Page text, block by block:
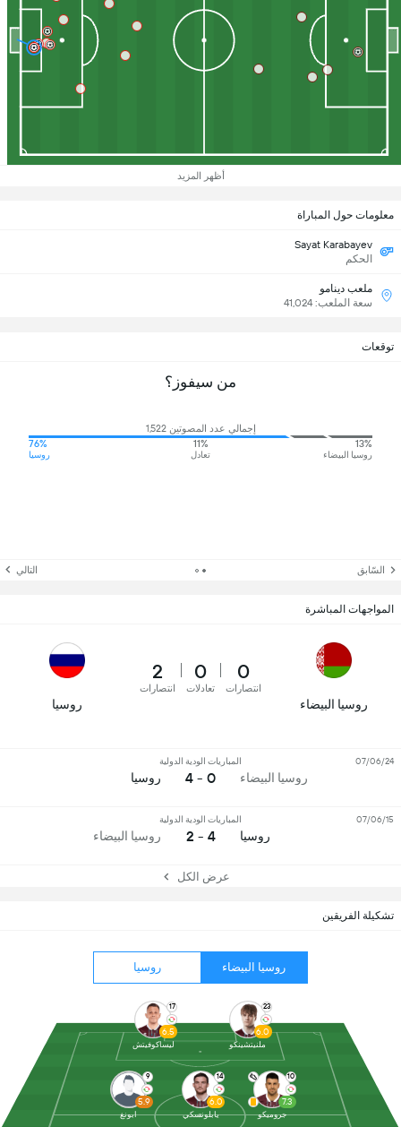
أظهر المزيد
تشكيلة الفريقين
روسيا البيضاء روسيا
9
5.9
ابونغ
14
6.0
يابلونسكي
10
7.3
جروميكو
17
6.5
ليساكوفيتش
23
6.0
ملنيتشينكو
معلومات حول المباراة
Sayat Karabayev
الحكم
ملعب دينامو
سعة الملعب: 41,024
توقعات
من سيفوز؟
إجمالي عدد المصوتين 1,522
13%
روسيا البيضاء
11%
تعادل
76%
روسيا
السّابق التالي
المواجهات المباشرة
روسيا البيضاء
0
انتصارات
0
تعادلات
2
انتصارات
روسيا
روسيا البيضاء
المباريات الودية الدولية
0 - 4 روسيا
07/06/24
روسيا
المباريات الودية الدولية
4 - 2 روسيا البيضاء
07/06/15
عرض الكل